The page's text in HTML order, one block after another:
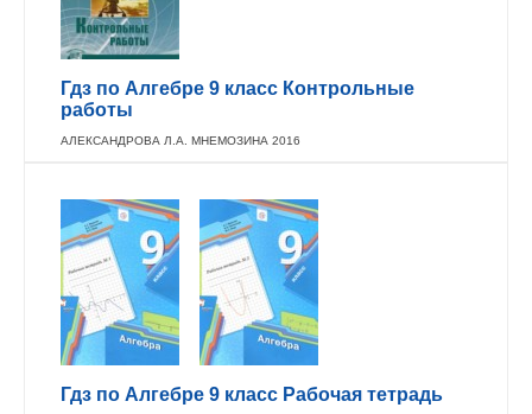
Гдз по Алгебре 9 класс Контрольные
работы
АЛЕКСАНДРОВА Л.А. МНЕМОЗИНА 2016
Гдз по Алгебре 9 класс Рабочая тетрадь